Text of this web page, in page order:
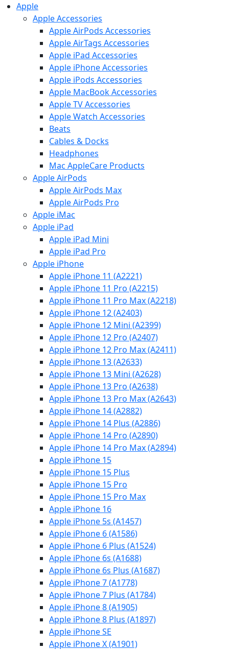
Apple
Apple Accessories
Apple AirPods Accessories
Apple AirTags Accessories
Apple iPad Accessories
Apple iPhone Accessories
Apple iPods Accessories
Apple MacBook Accessories
Apple TV Accessories
Apple Watch Accessories
Beats
Cables & Docks
Headphones
Mac AppleCare Products
Apple AirPods
Apple AirPods Max
Apple AirPods Pro
Apple iMac
Apple iPad
Apple iPad Mini
Apple iPad Pro
Apple iPhone
Apple iPhone 11 (A2221)
Apple iPhone 11 Pro (A2215)
Apple iPhone 11 Pro Max (A2218)
Apple iPhone 12 (A2403)
Apple iPhone 12 Mini (A2399)
Apple iPhone 12 Pro (A2407)
Apple iPhone 12 Pro Max (A2411)
Apple iPhone 13 (A2633)
Apple iPhone 13 Mini (A2628)
Apple iPhone 13 Pro (A2638)
Apple iPhone 13 Pro Max (A2643)
Apple iPhone 14 (A2882)
Apple iPhone 14 Plus (A2886)
Apple iPhone 14 Pro (A2890)
Apple iPhone 14 Pro Max (A2894)
Apple iPhone 15
Apple iPhone 15 Plus
Apple iPhone 15 Pro
Apple iPhone 15 Pro Max
Apple iPhone 16
Apple iPhone 5s (A1457)
Apple iPhone 6 (A1586)
Apple iPhone 6 Plus (A1524)
Apple iPhone 6s (A1688)
Apple iPhone 6s Plus (A1687)
Apple iPhone 7 (A1778)
Apple iPhone 7 Plus (A1784)
Apple iPhone 8 (A1905)
Apple iPhone 8 Plus (A1897)
Apple iPhone SE
Apple iPhone X (A1901)